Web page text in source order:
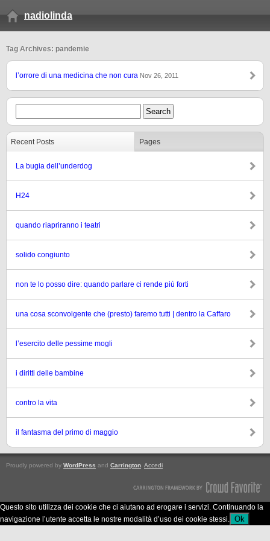
nadiolinda
Tag Archives: pandemie
l’orrore di una medicina che non cura Nov 26, 2011
Recent Posts Pages
La bugia dell’underdog
H24
quando riapriranno i teatri
solido congiunto
non te lo posso dire: quando parlare ci rende più forti
una cosa sconvolgente che (presto) faremo tutti | dentro la Caffaro
l’esercito delle pessime mogli
i diritti delle bambine
contro la vita
il fantasma del primo di maggio
Proudly powered by WordPress and Carrington Accedi
Questo sito utilizza dei cookie che ci aiutano ad erogare i servizi. Continuando la
navigazione l’utente accetta le nostre modalità d’uso dei cookie stessi. Ok